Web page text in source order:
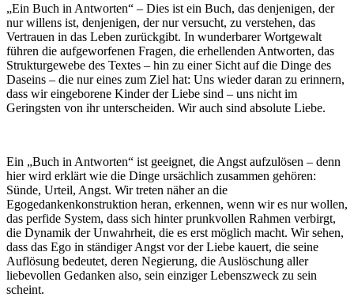
„Ein Buch in Antworten“ – Dies ist ein Buch, das denjenigen, der
nur willens ist, denjenigen, der nur versucht, zu verstehen, das
Vertrauen in das Leben zurückgibt. In wunderbarer Wortgewalt
führen die aufgeworfenen Fragen, die erhellenden Antworten, das
Strukturgewebe des Textes – hin zu einer Sicht auf die Dinge des
Daseins – die nur eines zum Ziel hat: Uns wieder daran zu erinnern,
dass wir eingeborene Kinder der Liebe sind – uns nicht im
Geringsten von ihr unterscheiden. Wir auch sind absolute Liebe.
Ein „Buch in Antworten“ ist geeignet, die Angst aufzulösen – denn
hier wird erklärt wie die Dinge ursächlich zusammen gehören:
Sünde, Urteil, Angst. Wir treten näher an die
Egogedankenkonstruktion heran, erkennen, wenn wir es nur wollen,
das perfide System, dass sich hinter prunkvollen Rahmen verbirgt,
die Dynamik der Unwahrheit, die es erst möglich macht. Wir sehen,
dass das Ego in ständiger Angst vor der Liebe kauert, die seine
Auflösung bedeutet, deren Negierung, die Auslöschung aller
liebevollen Gedanken also, sein einziger Lebenszweck zu sein
scheint.